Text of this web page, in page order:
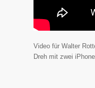
Video für Walter
Dreh mit zwei